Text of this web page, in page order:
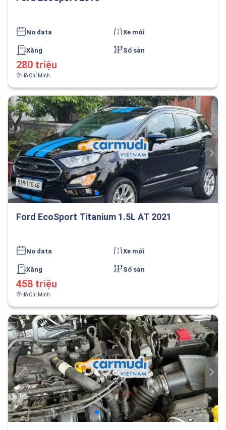
No data Xe mới
Xăng Số sàn
280 triệu
Hồ Chí Minh
Ford EcoSport Titanium 1.5L AT 2021
No data Xe mới
Xăng Số sàn
458 triệu
Hồ Chí Minh